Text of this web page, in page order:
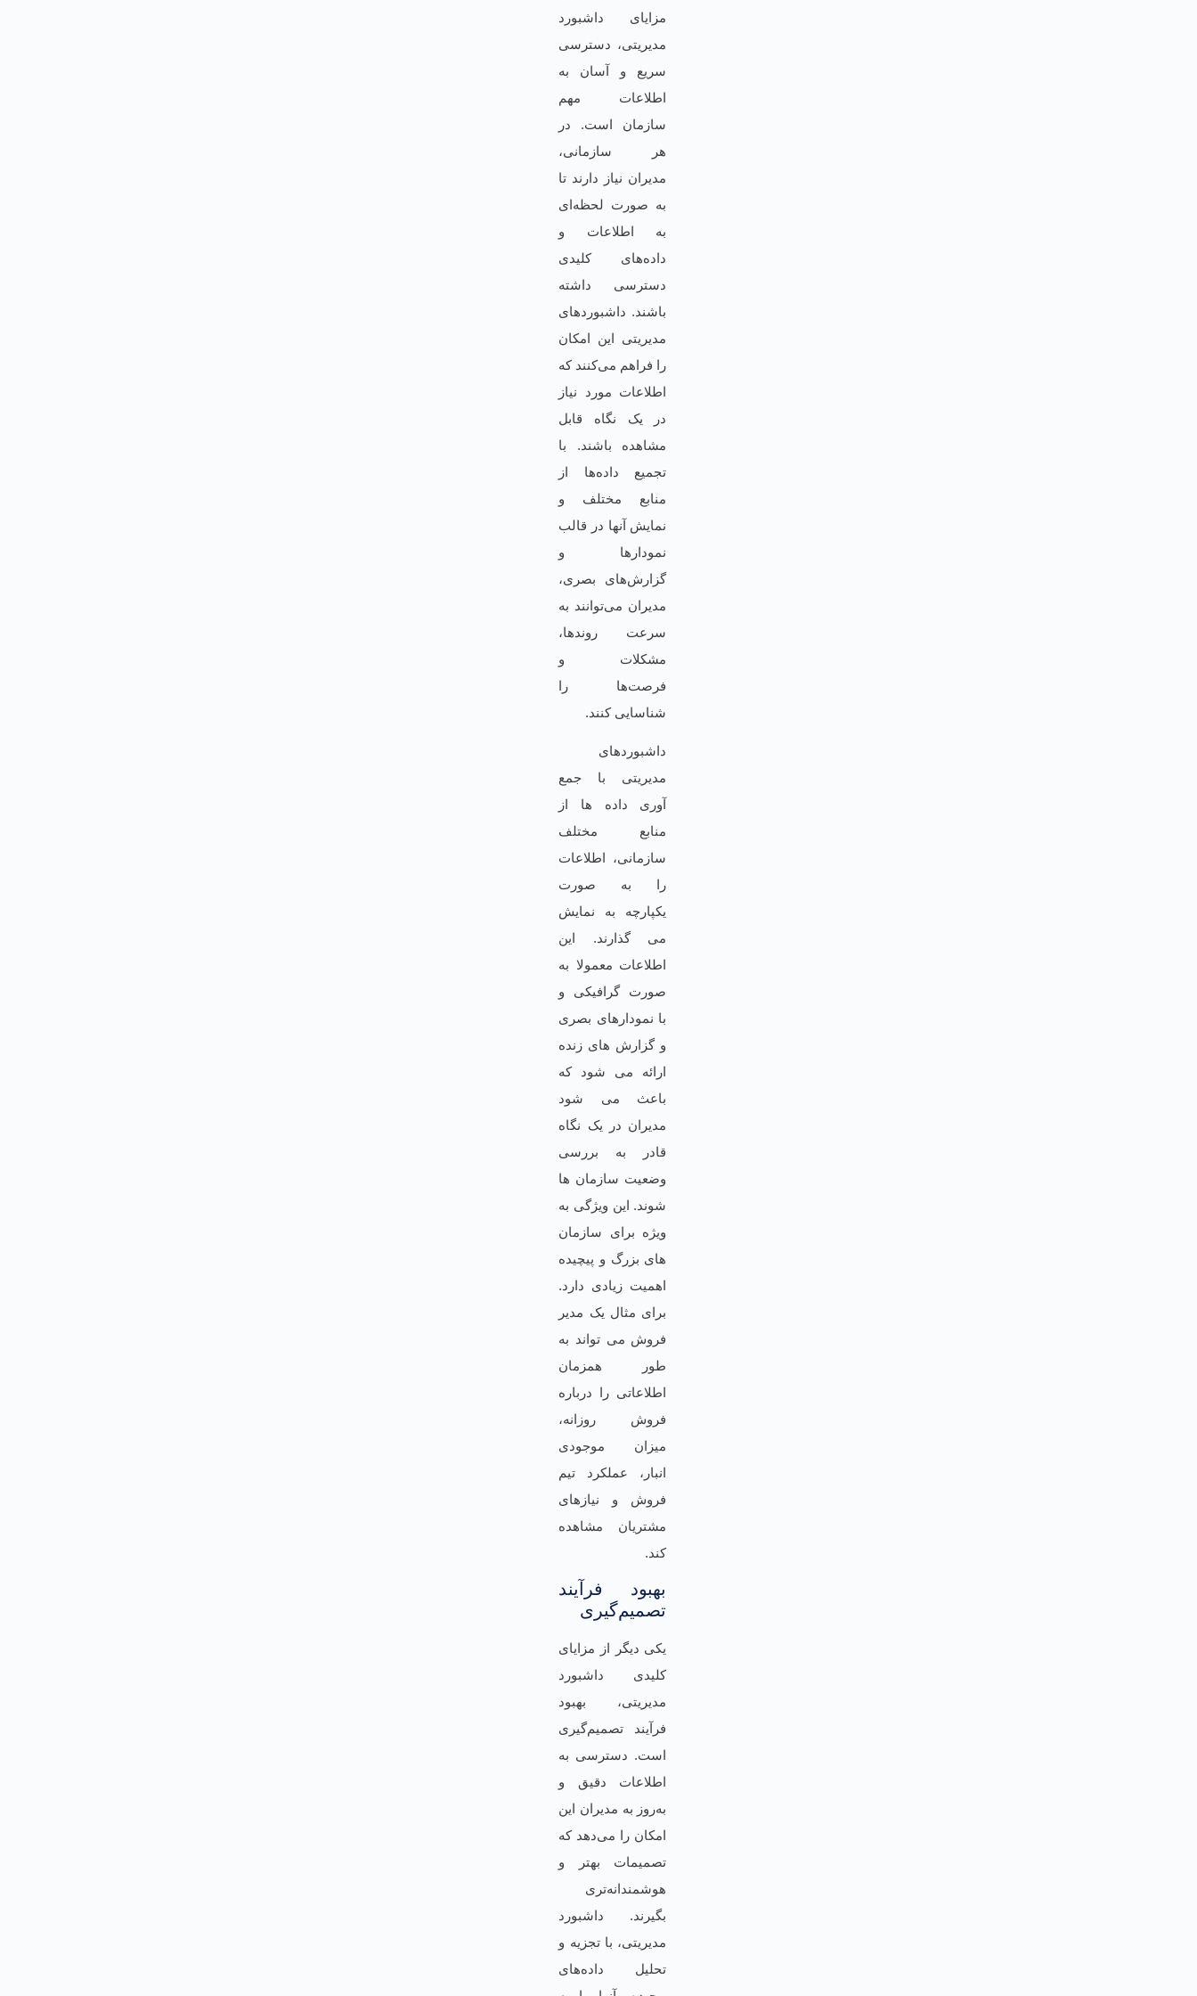
مزایای داشبورد
مدیریتی، دسترسی
سریع و آسان به
اطلاعات مهم
سازمان است. در
هر سازمانی،
مدیران نیاز دارند تا
به صورت لحظه‌ای
به اطلاعات و
داده‌های کلیدی
دسترسی داشته
باشند. داشبوردهای
مدیریتی این امکان
را فراهم می‌کنند که
اطلاعات مورد نیاز
در یک نگاه قابل
مشاهده باشند. با
تجمیع داده‌ها از
منابع مختلف و
نمایش آنها در قالب
نمودارها و
گزارش‌های بصری،
مدیران می‌توانند به
سرعت روندها،
مشکلات و
فرصت‌ها را
شناسایی کنند.
داشبوردهای
مدیریتی با جمع
آوری داده ها از
منابع مختلف
سازمانی، اطلاعات
را به صورت
یکپارچه به نمایش
می گذارند. این
اطلاعات معمولا به
صورت گرافیکی و
با نمودارهای بصری
و گزارش های زنده
ارائه می شود که
باعث می شود
مدیران در یک نگاه
قادر به بررسی
وضعیت سازمان ها
شوند. این ویژگی به
ویژه برای سازمان
های بزرگ و پیچیده
اهمیت زیادی دارد.
برای مثال یک مدیر
فروش می تواند به
طور همزمان
اطلاعاتی را درباره
فروش روزانه،
میزان موجودی
انبار، عملکرد تیم
فروش و نیازهای
مشتریان مشاهده
کند.
بهبود فرآیند
تصمیم‌گیری
یکی دیگر از مزایای
کلیدی داشبورد
مدیریتی، بهبود
فرآیند تصمیم‌گیری
است. دسترسی به
اطلاعات دقیق و
به‌روز به مدیران این
امکان را می‌دهد که
تصمیمات بهتر و
هوشمندانه‌تری
بگیرند. داشبورد
مدیریتی، با تجزیه و
تحلیل داده‌های